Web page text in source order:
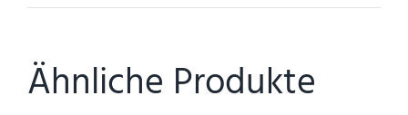
Ähnliche Produkte